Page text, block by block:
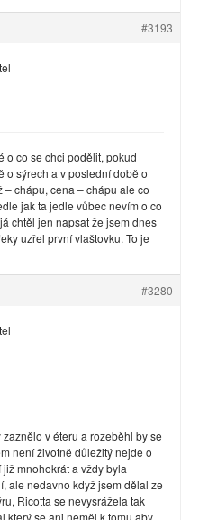
#3193
o co se chci podělit, pokud
o sýrech a v poslední době o
chápu, cena – chápu ale co
jak ta jedle vůbec nevím o co
chtěl jen napsat že jsem dnes
uzřel první vlaštovku. To je
#3280
v éteru a rozeběhl by se
není životně důležitý nejde o
mnohokrát a vždy byla
ale nedavno když jsem dělal ze
Ricotta se nevysrážela tak
který se ani neměl k tomu aby